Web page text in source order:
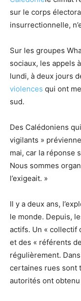
sur le corps
insurrectionnelle,
Sur les groupes
sociaux, les appels
lundi, à deux jours
violences qui ont
sud.
Des Calédoniens
vigilants »
mai, car la réponse
Nous sommes
l’exigeait. »
Il y a deux ans,
le monde. Depuis,
actifs. Un « collectif
et des « référents
régulièrement.
certaines rues sont
autorités ont